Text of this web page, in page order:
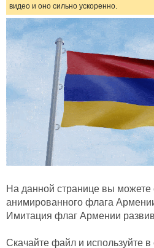
видео и оно сильно ускоренно.
На данной странице вы можете
анимированного флага
Имитация флаг Армении
Скачайте файл и используйте в